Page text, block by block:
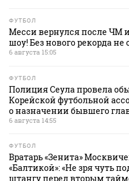
ФУТБОЛ
Месси вернулся после ЧМ
шоу! Без нового рекорда не
6 августа 15:05
ФУТБОЛ
Полиция Сеула провела
Корейской футбольной
о назначении бывшего
6 августа 14:55
ФУТБОЛ
Вратарь «Зенита»
«Балтикой»: «Не зря чуть
штангу перед вторым